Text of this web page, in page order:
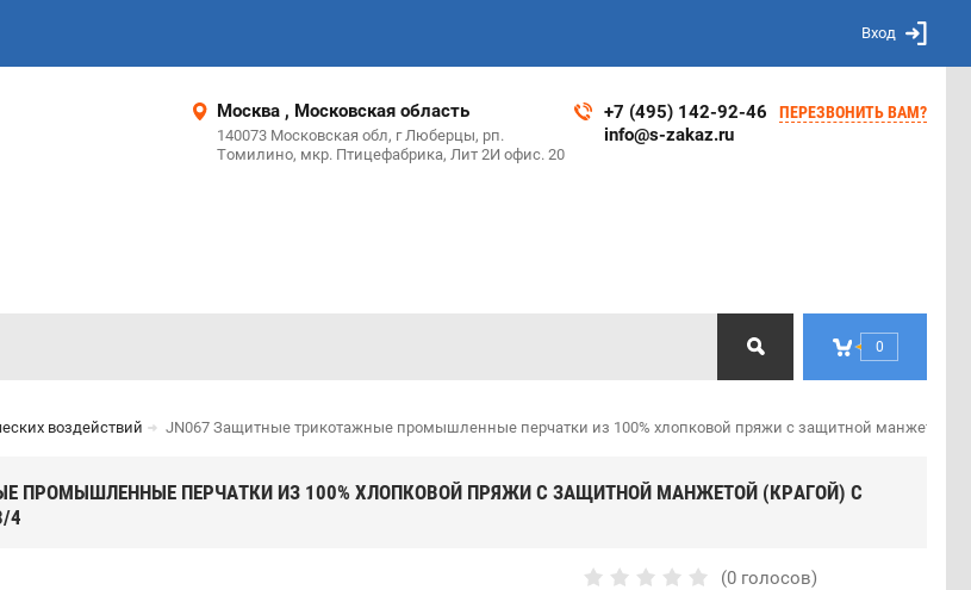
Вход
Москва , Московская область
140073 Московская обл, г Люберцы, рп.
Томилино, мкр. Птицефабрика, Лит 2И офис. 20
+7 (495) 142-92-46
info@s-zakaz.ru
ПЕРЕЗВОНИТЬ ВАМ?
0
воздействий JN067 Защитные трикотажные промышленные перчатки из 100% хлопковой пряжи с защитной манжетой
ПРОМЫШЛЕННЫЕ ПЕРЧАТКИ ИЗ 100% ХЛОПКОВОЙ ПРЯЖИ С ЗАЩИТНОЙ МАНЖЕТОЙ (КРАГОЙ) С
4
(0 голосов)